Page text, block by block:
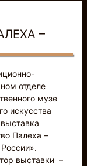
–
отделе
музе
искусства
Палеха –
выставки –